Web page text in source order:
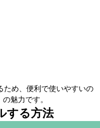
ため、便利で使いやすいの
魅力です。
する方法